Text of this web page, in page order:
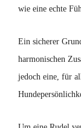
wie eine echte
Ein sicherer
harmonischen
jedoch eine, für